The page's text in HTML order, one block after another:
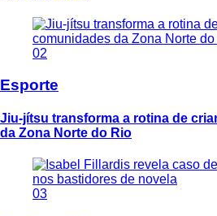
02
Esporte
Jiu-jítsu transforma a rotina de
da Zona Norte do Rio
03